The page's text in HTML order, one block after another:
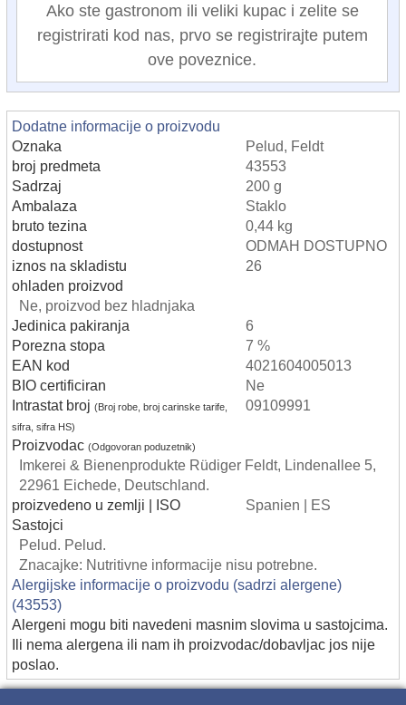
Ako ste gastronom ili veliki kupac i zelite se
registrirati kod nas, prvo se registrirajte putem
ove poveznice.
Dodatne informacije o proizvodu
Oznaka
Pelud, Feldt
broj predmeta
43553
Sadrzaj
200 g
Ambalaza
Staklo
bruto tezina
0,44 kg
dostupnost
ODMAH DOSTUPNO
iznos na skladistu
26
ohladen proizvod
Ne, proizvod bez hladnjaka
Jedinica pakiranja
6
Porezna stopa
7 %
EAN kod
4021604005013
BIO certificiran
Ne
Intrastat broj (Broj robe, broj carinske tarife,
sifra, sifra HS)
09109991
Proizvodac (Odgovoran poduzetnik)
Imkerei & Bienenprodukte Rüdiger Feldt, Lindenallee 5,
22961 Eichede, Deutschland.
proizvedeno u zemlji | ISO
Spanien | ES
Sastojci
Pelud. Pelud.
Znacajke: Nutritivne informacije nisu potrebne.
Alergijske informacije o proizvodu (sadrzi alergene)
(43553)
Alergeni mogu biti navedeni masnim slovima u sastojcima.
Ili nema alergena ili nam ih proizvodac/dobavljac jos nije
poslao.